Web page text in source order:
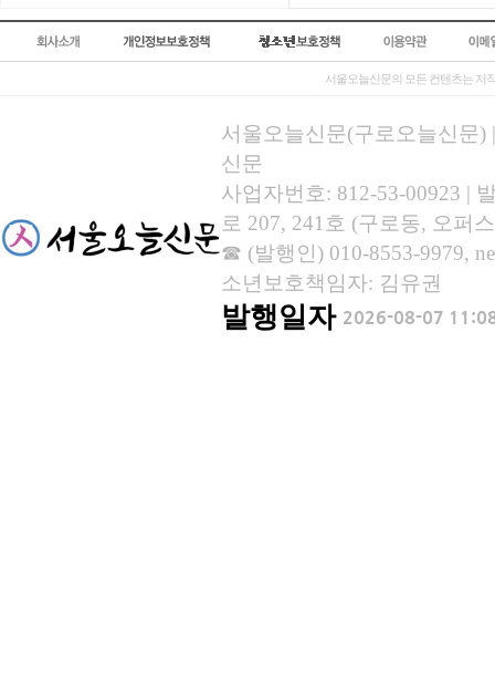
서울오늘신문의 모든 컨텐츠는 저
서울오늘신문(구로오늘신문)
신문
사업자번호: 812-53-00923 |
로 207, 241호 (구로동, 오퍼
☎ (발행인) 010-8553-9979,
소년보호책임자: 김유권
발행일자